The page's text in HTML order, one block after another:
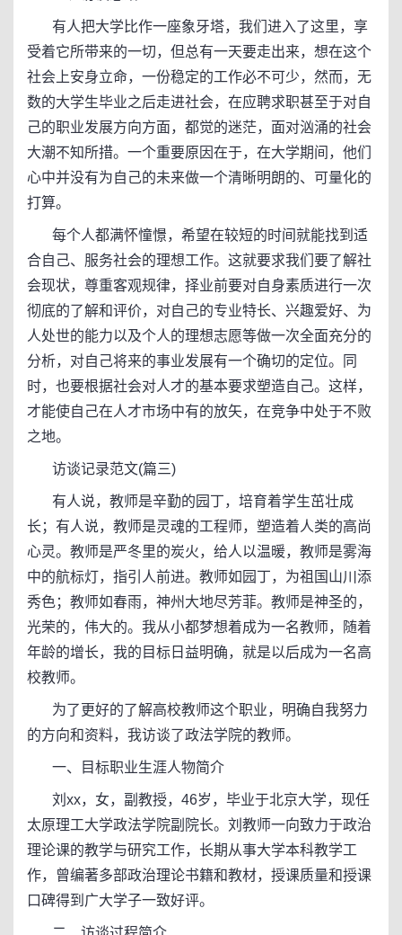
有人把大学比作一座象牙塔，我们进入了这里，享
受着它所带来的一切，但总有一天要走出来，想在这个
社会上安身立命，一份稳定的工作必不可少，然而，无
数的大学生毕业之后走进社会，在应聘求职甚至于对自
己的职业发展方向方面，都觉的迷茫，面对汹涌的社会
大潮不知所措。一个重要原因在于，在大学期间，他们
心中并没有为自己的未来做一个清晰明朗的、可量化的
打算。
每个人都满怀憧憬，希望在较短的时间就能找到适
合自己、服务社会的理想工作。这就要求我们要了解社
会现状，尊重客观规律，择业前要对自身素质进行一次
彻底的了解和评价，对自己的专业特长、兴趣爱好、为
人处世的能力以及个人的理想志愿等做一次全面充分的
分析，对自己将来的事业发展有一个确切的定位。同
时，也要根据社会对人才的基本要求塑造自己。这样，
才能使自己在人才市场中有的放矢，在竞争中处于不败
之地。
访谈记录范文(篇三)
有人说，教师是辛勤的园丁，培育着学生茁壮成
长；有人说，教师是灵魂的工程师，塑造着人类的高尚
心灵。教师是严冬里的炭火，给人以温暖，教师是雾海
中的航标灯，指引人前进。教师如园丁，为祖国山川添
秀色；教师如春雨，神州大地尽芳菲。教师是神圣的，
光荣的，伟大的。我从小都梦想着成为一名教师，随着
年龄的增长，我的目标日益明确，就是以后成为一名高
校教师。
为了更好的了解高校教师这个职业，明确自我努力
的方向和资料，我访谈了政法学院的教师。
一、目标职业生涯人物简介
刘xx，女，副教授，46岁，毕业于北京大学，现任
太原理工大学政法学院副院长。刘教师一向致力于政治
理论课的教学与研究工作，长期从事大学本科教学工
作，曾编著多部政治理论书籍和教材，授课质量和授课
口碑得到广大学子一致好评。